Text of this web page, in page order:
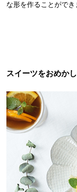
な形を作ることができ
スイーツをおめか